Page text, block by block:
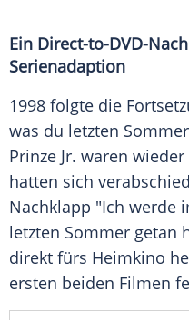
Ein Direct-to-DVD-
Serienadaption
1998 folgte die
was du letzten
Prinze Jr. waren
hatten sich
Nachklapp "Ich werde
letzten Sommer getan
direkt fürs Heimkino
ersten beiden Filmen